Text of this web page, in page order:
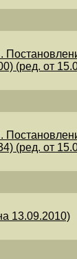
(ред. от
(ред. от
13.09.2010)